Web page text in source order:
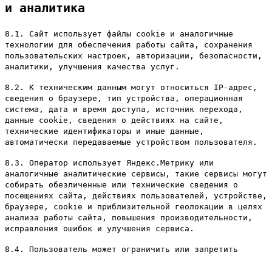
и аналитика
8.1. Сайт использует файлы cookie и аналогичные
технологии для обеспечения работы сайта, сохранения
пользовательских настроек, авторизации, безопасности,
аналитики, улучшения качества услуг.
8.2. К техническим данным могут относиться IP-адрес,
сведения о браузере, тип устройства, операционная
система, дата и время доступа, источник перехода,
данные cookie, сведения о действиях на сайте,
технические идентификаторы и иные данные,
автоматически передаваемые устройством пользователя.
8.3. Оператор использует Яндекс.Метрику или
аналогичные аналитические сервисы, такие сервисы могут
собирать обезличенные или технические сведения о
посещениях сайта, действиях пользователей, устройстве,
браузере, cookie и приблизительной геолокации в целях
анализа работы сайта, повышения производительности,
исправления ошибок и улучшения сервиса.
8.4. Пользователь может ограничить или запретить